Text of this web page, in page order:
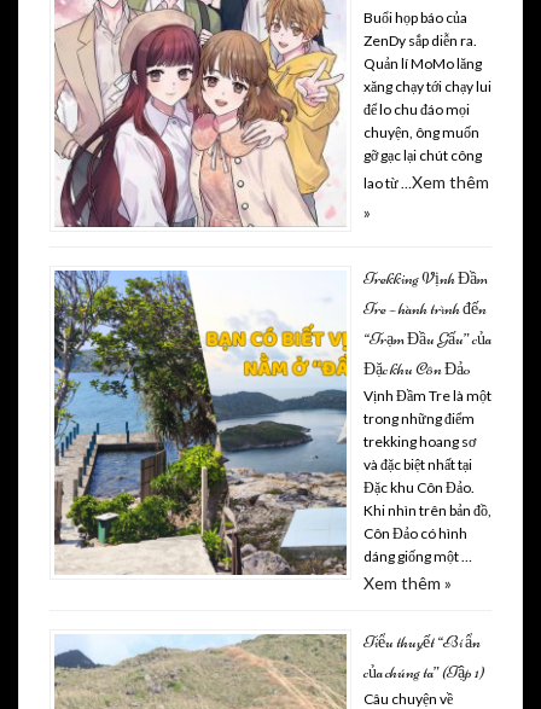
Buổi họp báo của
ZenDy sắp diễn ra.
Quản lí MoMo lăng
xăng chạy tới chạy lui
để lo chu đáo mọi
chuyện, ông muốn
gỡ gạc lại chút công
lao từ …Xem thêm
»
Trekking Vịnh Đầm
Tre – hành trình đến
“Trạm Đầu Gấu” của
Đặc khu Côn Đảo
Vịnh Đầm Tre là một
trong những điểm
trekking hoang sơ
và đặc biệt nhất tại
Đặc khu Côn Đảo.
Khi nhìn trên bản đồ,
Côn Đảo có hình
dáng giống một …
Xem thêm »
Tiểu thuyết “Bí ẩn
của chúng ta” (Tập 1)
Câu chuyện về